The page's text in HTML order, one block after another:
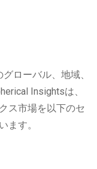
ローバル、地域、
Insightsは、
ス市場を以下のセ
ます。